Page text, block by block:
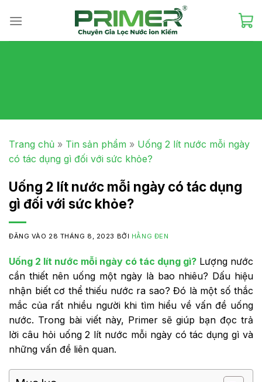
Trang chủ » Tin sản phẩm » Uống 2 lít nước mỗi ngày
có tác dụng gì đối với sức khỏe?
Uống 2 lít nước mỗi ngày có tác dụng
gì đối với sức khỏe?
ĐĂNG VÀO 28 THÁNG 8, 2023 BỞI HẰNG ĐEN
Uống 2 lít nước mỗi ngày có tác dụng gì? Lượng nước
cần thiết nên uống một ngày là bao nhiêu? Dấu hiệu
nhận biết cơ thể thiếu nước ra sao? Đó là một số thắc
mắc của rất nhiều người khi tìm hiểu về vấn đề uống
nước. Trong bài viết này, Primer sẽ giúp bạn đọc trả
lời câu hỏi uống 2 lít nước mỗi ngày có tác dụng gì và
những vấn đề liên quan.